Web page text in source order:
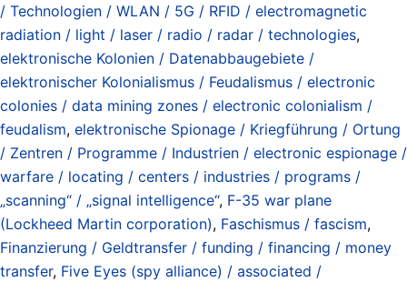
/ Technologien / WLAN / 5G / RFID / electromagnetic
radiation / light / laser / radio / radar / technologies,
elektronische Kolonien / Datenabbaugebiete /
elektronischer Kolonialismus / Feudalismus / electronic
colonies / data mining zones / electronic colonialism /
feudalism, elektronische Spionage / Kriegführung / Ortung
/ Zentren / Programme / Industrien / electronic espionage /
warfare / locating / centers / industries / programs /
„scanning“ / „signal intelligence“, F-35 war plane
(Lockheed Martin corporation), Faschismus / fascism,
Finanzierung / Geldtransfer / funding / financing / money
transfer, Five Eyes (spy alliance) / associated /